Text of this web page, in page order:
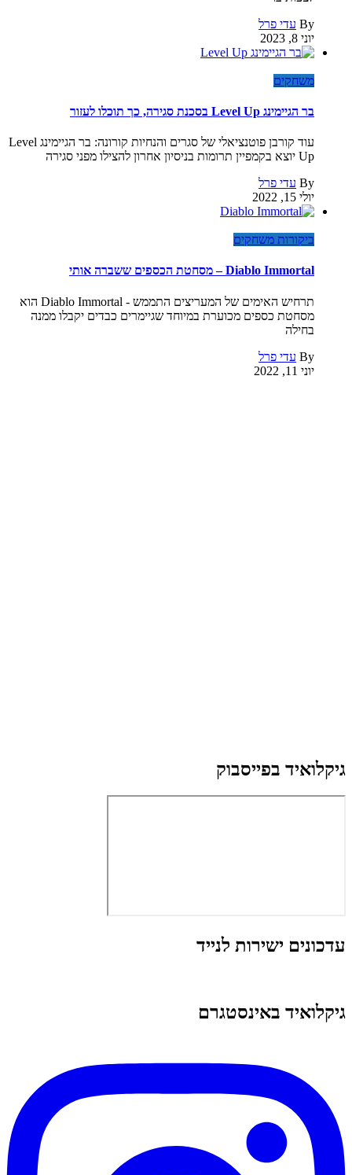
By עדי פרל
יוני 8, 2023
משחקים
בר הגיימינג Level Up בסכנת סגירה, כך תוכלו לעזור
עוד קורבן פוטנציאלי של סגרים והנחיות קורונה: בר הגיימינג Level
Up יוצא בקמפיין תרומות בניסיון אחרון להצילו מפני סגירה
By עדי פרל
יולי 15, 2022
ביקורות משחקים
Diablo Immortal – מסחטת הכספים ששברה אותי
תרחיש האימים של המעריצים התממש - Diablo Immortal הוא
מסחטת כספים מכוערת במיוחד שגיימרים כבדים יקבלו ממנה
בחילה
By עדי פרל
יוני 11, 2022
גיקלואיד בפייסבוק
עדכונים ישירות לנייד
גיקלואיד באינסטגרם